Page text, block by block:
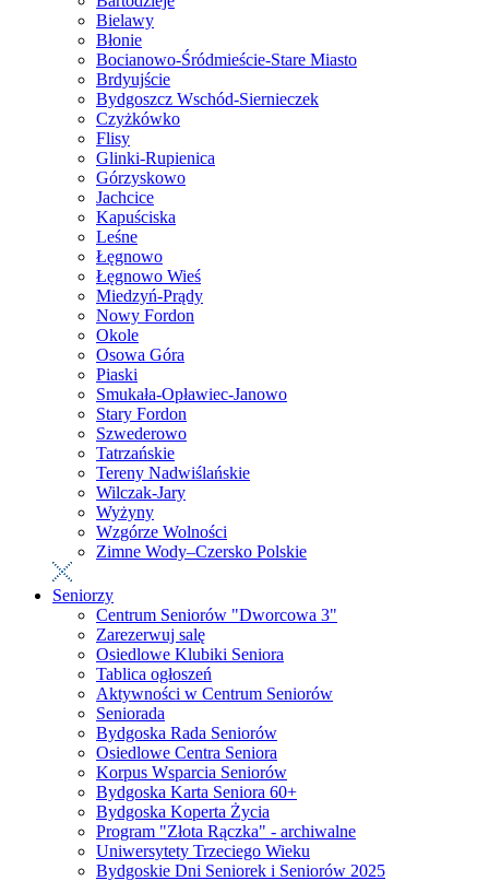
Bielawy
Błonie
Bocianowo-Śródmieście-Stare Miasto
Brdyujście
Bydgoszcz Wschód-Siernieczek
Czyżkówko
Flisy
Glinki-Rupienica
Górzyskowo
Jachcice
Kapuściska
Leśne
Łęgnowo
Łęgnowo Wieś
Miedzyń-Prądy
Nowy Fordon
Okole
Osowa Góra
Piaski
Smukała-Opławiec-Janowo
Stary Fordon
Szwederowo
Tatrzańskie
Tereny Nadwiślańskie
Wilczak-Jary
Wyżyny
Wzgórze Wolności
Zimne Wody–Czersko Polskie
Seniorzy
Centrum Seniorów "Dworcowa 3"
Zarezerwuj salę
Osiedlowe Klubiki Seniora
Tablica ogłoszeń
Aktywności w Centrum Seniorów
Seniorada
Bydgoska Rada Seniorów
Osiedlowe Centra Seniora
Korpus Wsparcia Seniorów
Bydgoska Karta Seniora 60+
Bydgoska Koperta Życia
Program "Złota Rączka" - archiwalne
Uniwersytety Trzeciego Wieku
Bydgoskie Dni Seniorek i Seniorów 2025